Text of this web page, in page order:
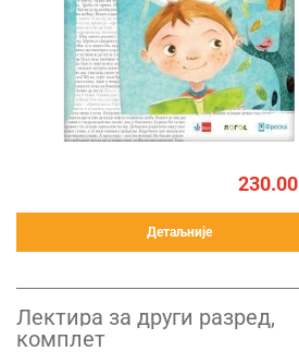
230.00
Детаљније
Лектира за други разред,
комплет